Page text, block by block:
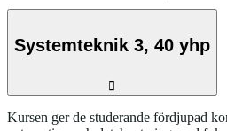
Systemteknik 3, 40 yhp
Kursen ger de studerande fördjupad